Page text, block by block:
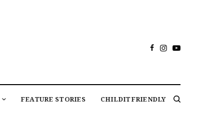
FEATURE STORIES CHILDITFRIENDLY